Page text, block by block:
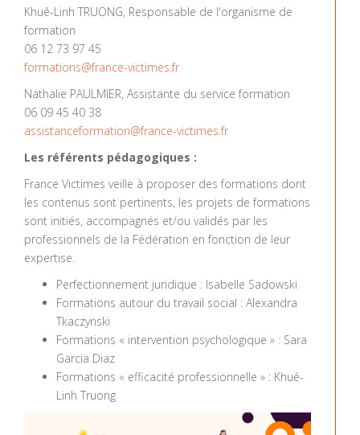
Khuê-Linh TRUONG, Responsable de l'organisme de
formation
06 12 73 97 45
formations@france-victimes.fr
Nathalie PAULMIER, Assistante du service formation
06 09 45 40 38
assistanceformation@france-victimes.fr
Les référents pédagogiques :
France Victimes veille à proposer des formations dont
les contenus sont pertinents, les projets de formations
sont initiés, accompagnés et/ou validés par les
professionnels de la Fédération en fonction de leur
expertise.
Perfectionnement juridique : Isabelle Sadowski
Formations autour du travail social : Alexandra
Tkaczynski
Formations « intervention psychologique » : Sara
Garcia Diaz
Formations « efficacité professionnelle » : Khuê-
Linh Truong